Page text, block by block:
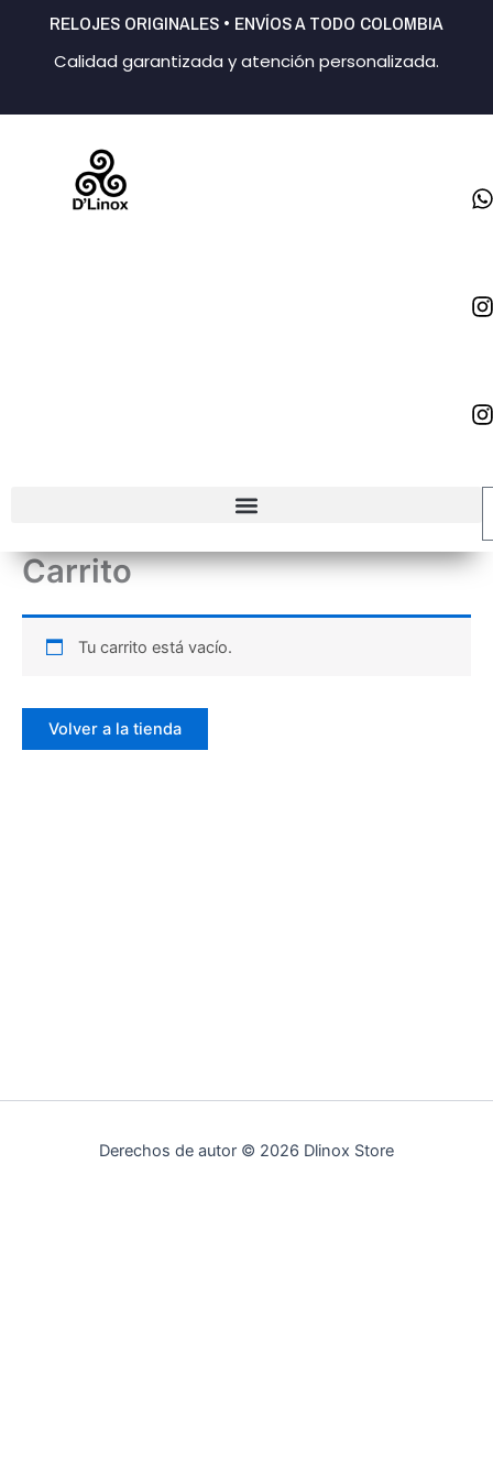
contenido
RELOJES ORIGINALES • ENVÍOS A TODO COLOMBIA
Calidad garantizada y atención personalizada.
Carrito
Tu carrito está vacío.
Volver a la tienda
Derechos de autor © 2026 Dlinox Store